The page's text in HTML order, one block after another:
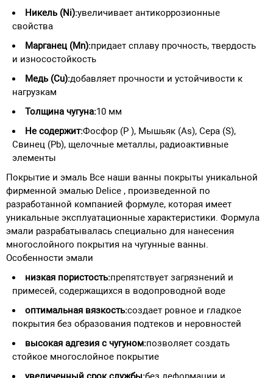
Никель (Ni):увеличивает антикоррозионные
свойства
Марганец (Mn):придает сплаву прочность, твердость
и износостойкость
Медь (Cu):добавляет прочности и устойчивости к
нагрузкам
Толщина чугуна:10 мм
Не содержит:Фосфор (P ), Мышьяк (As), Сера (S),
Свинец (Pb), щелочные металлы, радиоактивные
элементы
Покрытие и эмаль Все наши ванны покрыты уникальной
фирменной эмалью Delice , произведенной по
разработанной компанией формуле, которая имеет
уникальные эксплуатационные характеристики. Формула
эмали разрабатывалась специально для нанесения
многослойного покрытия на чугунные ванны.
Особенности эмали
низкая пористость:препятствует загрязнений и
примесей, содержащихся в водопроводной воде
оптимальная вязкость:создает ровное и гладкое
покрытия без образования подтеков и неровностей
высокая адгезия с чугуном:позволяет создать
стойкое многослойное покрытие